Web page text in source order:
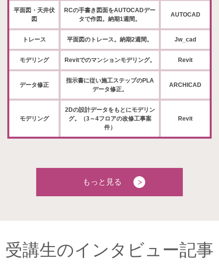
平面図・天井伏
図
RCの手書き図面をAUTOCADデー
タで作図。納期1週間。
AUTOCAD
トレース 平面図のトレース。納期2週間。 Jw_cad
モデリング Revitでのマンションモデリング。 Revit
データ修正
指示書に従い施工ステップのPLA
データ修正。
ARCHICAD
モデリング
2Dの設計データをもとにモデリン
グ。（3～4フロアの改修工事案
件）
Revit
もっと見る
受講生のインタビュー記事